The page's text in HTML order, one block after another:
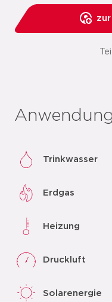
Trinkwasser
Erdgas
Heizung
Druckluft
Solarenergie